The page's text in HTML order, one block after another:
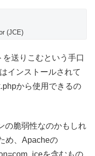
(JCE)
送りこむという手口
インストールされて
から使用できるの
の脆弱性なのかもしれ
め、Apacheの